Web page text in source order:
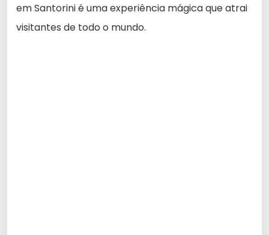
em Santorini é uma experiência mágica que atrai
visitantes de todo o mundo.